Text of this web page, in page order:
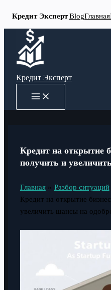
Кредит ЭкспертBlogГлавная
Перейти
содержимому
Кредит Эксперт
MAIN
MENU
Кредит на открытие
получить и
Главная
Разбор ситуаций
Кредит на открытие
увеличить шансы на